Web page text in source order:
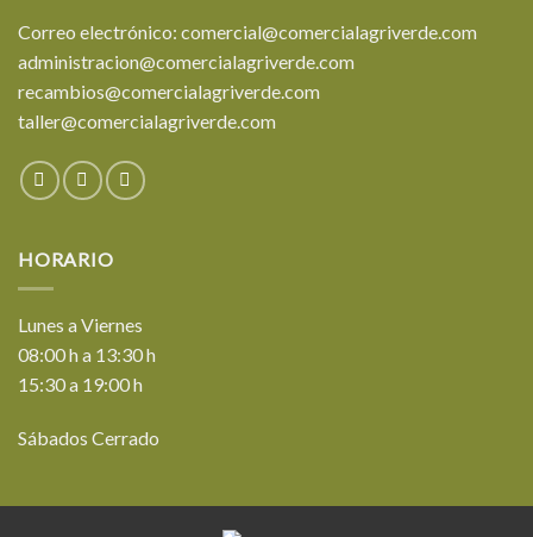
Correo electrónico: comercial@comercialagriverde.com
administracion@comercialagriverde.com
recambios@comercialagriverde.com
taller@comercialagriverde.com
HORARIO
Lunes a Viernes
08:00 h a 13:30 h
15:30 a 19:00 h
Sábados Cerrado